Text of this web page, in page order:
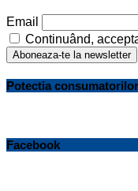
Email
Continuând,
Potectia consumatorilor
Facebook